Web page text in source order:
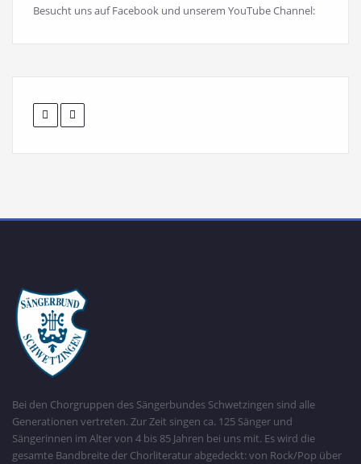
Besucht uns auf Facebook und unserem YouTube Channel:
Bei den Chorgruppen des Sängerbundes Schwetzingen sind alle
Generationen vertreten. Zur Zeit singen ca. 125 Sänger und
Sängerinnen im Alter von 4 bis 85 Jahren bei uns mit. Es wird die
gesamte Bandbreite der Chorliteratur abgedeckt: von Rock/Pop über